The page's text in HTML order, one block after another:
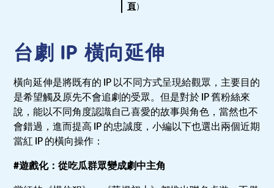
頁 ）
台劇 IP 橫向延伸
橫向延伸是將既有的 IP 以不同方式呈現給觀眾，主要目的
是希望觸及原先不會追劇的受眾。但是對於 IP 舊粉絲來
說，能以不同角度認識自己喜愛的故事與角色，當然也不
會錯過，進而提高 IP 的忠誠度，小編以下也選出兩個近期
當紅 IP 的橫向操作：
#遊戲化：從吃瓜群眾變成劇中主角